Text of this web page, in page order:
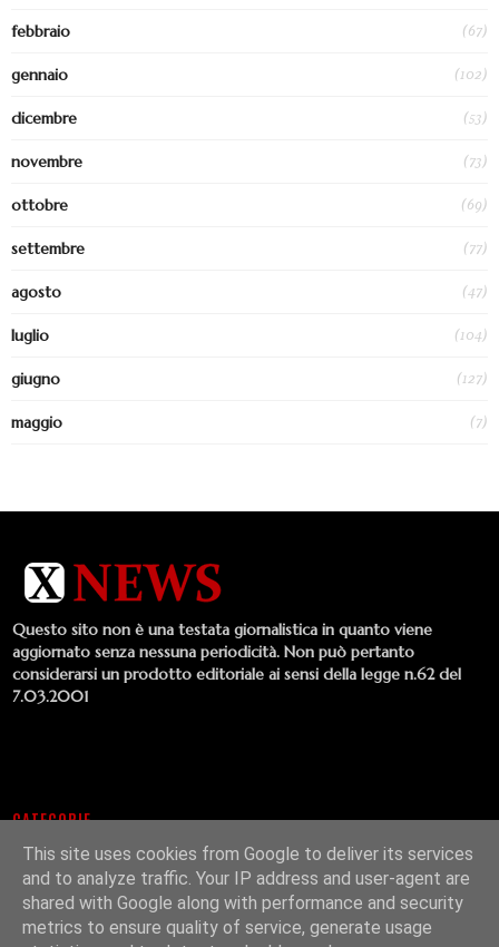
febbraio (67)
gennaio (102)
dicembre (53)
novembre (73)
ottobre (69)
settembre (77)
agosto (47)
luglio (104)
giugno (127)
maggio (7)
Questo sito non è una testata giornalistica in quanto viene
aggiornato senza nessuna periodicità. Non può pertanto
considerarsi un prodotto editoriale ai sensi della legge n.62 del
7.03.2001
CATEGORIE
Album Cinema Comunicati Stampa Concerti Cultura
Emergenti Interviste Libri Lifestyle Musica Singoli
Televisione Video
This site uses cookies from Google to deliver its services
and to analyze traffic. Your IP address and user-agent are
shared with Google along with performance and security
metrics to ensure quality of service, generate usage